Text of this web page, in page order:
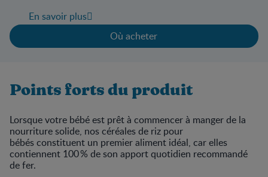
En savoir plus
Où acheter
Points forts du produit
Lorsque votre bébé est prêt à commencer à manger de la
nourriture solide, nos céréales de riz pour
bébés constituent un premier aliment idéal, car elles
contiennent 100 % de son apport quotidien recommandé
de fer.